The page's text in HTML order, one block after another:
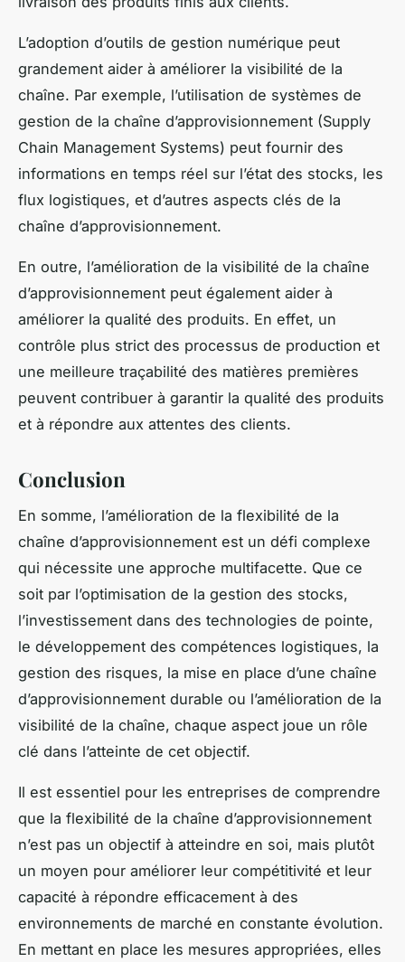
L’adoption d’outils de gestion numérique peut
grandement aider à améliorer la visibilité de la
chaîne. Par exemple, l’utilisation de systèmes de
gestion de la chaîne d’approvisionnement (Supply
Chain Management Systems) peut fournir des
informations en temps réel sur l’état des stocks, les
flux logistiques, et d’autres aspects clés de la
chaîne d’approvisionnement.
En outre, l’amélioration de la visibilité de la chaîne
d’approvisionnement peut également aider à
améliorer la qualité des produits. En effet, un
contrôle plus strict des processus de production et
une meilleure traçabilité des matières premières
peuvent contribuer à garantir la qualité des produits
et à répondre aux attentes des clients.
Conclusion
En somme, l’amélioration de la flexibilité de la
chaîne d’approvisionnement est un défi complexe
qui nécessite une approche multifacette. Que ce
soit par l’optimisation de la gestion des stocks,
l’investissement dans des technologies de pointe,
le développement des compétences logistiques, la
gestion des risques, la mise en place d’une chaîne
d’approvisionnement durable ou l’amélioration de la
visibilité de la chaîne, chaque aspect joue un rôle
clé dans l’atteinte de cet objectif.
Il est essentiel pour les entreprises de comprendre
que la flexibilité de la chaîne d’approvisionnement
n’est pas un objectif à atteindre en soi, mais plutôt
un moyen pour améliorer leur compétitivité et leur
capacité à répondre efficacement à des
environnements de marché en constante évolution.
En mettant en place les mesures appropriées, elles